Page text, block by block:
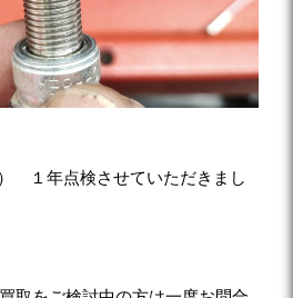
１年点検させていただきまし